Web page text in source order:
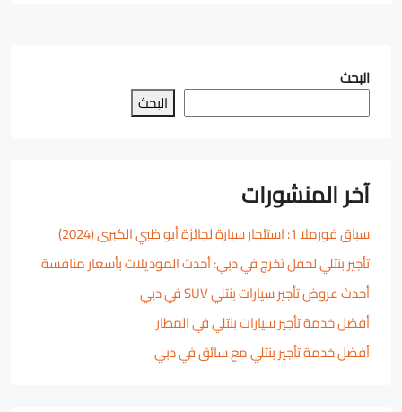
البحث
البحث
آخر المنشورات
سباق فورملا 1: استئجار سيارة لجائزة أبو ظبي الكبرى (2024)
تأجير بنتلي لحفل تخرج في دبي: أحدث الموديلات بأسعار منافسة
أحدث عروض تأجير سيارات بنتلي SUV في دبي
أفضل خدمة تأجير سيارات بنتلي في المطار
أفضل خدمة تأجير بنتلي مع سائق في دبي